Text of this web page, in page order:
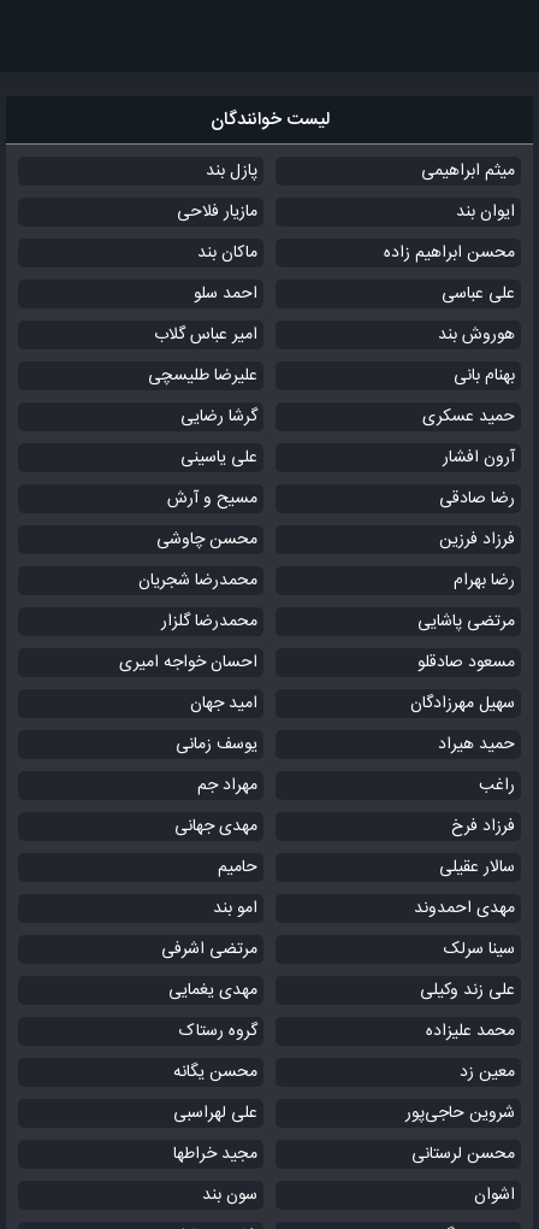
لیست خوانندگان
میثم ابراهیمی
پازل بند
ایوان بند
مازیار فلاحی
محسن ابراهیم زاده
ماکان بند
علی عباسی
احمد سلو
هوروش بند
امیر عباس گلاب
بهنام بانی
علیرضا طلیسچی
حمید عسکری
گرشا رضایی
آرون افشار
علی یاسینی
رضا صادقی
مسیح و آرش
فرزاد فرزین
محسن چاوشی
رضا بهرام
محمدرضا شجریان
مرتضی پاشایی
محمدرضا گلزار
مسعود صادقلو
احسان خواجه امیری
سهیل مهرزادگان
امید جهان
حمید هیراد
یوسف زمانی
راغب
مهراد جم
فرزاد فرخ
مهدی جهانی
سالار عقیلی
حامیم
مهدی احمدوند
امو بند
سینا سرلک
مرتضی اشرفی
علی زند وکیلی
مهدی یغمایی
محمد علیزاده
گروه رستاک
معین زد
محسن یگانه
شروین حاجی‌پور
علی لهراسبی
محسن لرستانی
مجید خراطها
اشوان
سون بند